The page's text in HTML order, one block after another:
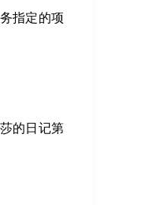
指定的项
的日记第